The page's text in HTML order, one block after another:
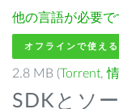
他の言語が必要で
オフラインで使え
2.8 MB (Torrent,
SDKとソ